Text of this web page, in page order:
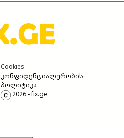
Cookies
კონფიდენციალურობის
პოლიტიკა
2026 - fix.ge